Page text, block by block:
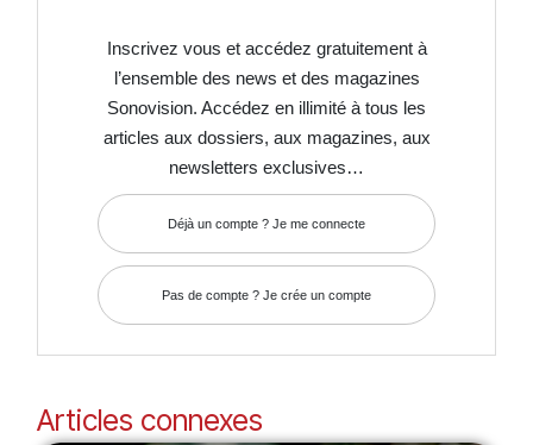
Inscrivez vous et accédez gratuitement à
l’ensemble des news et des magazines
Sonovision. Accédez en illimité à tous les
articles aux dossiers, aux magazines, aux
newsletters exclusives…
Déjà un compte ? Je me connecte
Pas de compte ? Je crée un compte
Articles connexes